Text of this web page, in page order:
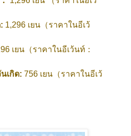
1,296 เยน（ราคาในอีเว้
เยน（ราคาในอีเว้นท์：
เกิด: 756 เยน（ราคาในอีเว้